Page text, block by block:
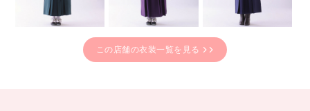
この店舗の衣装一覧を見る